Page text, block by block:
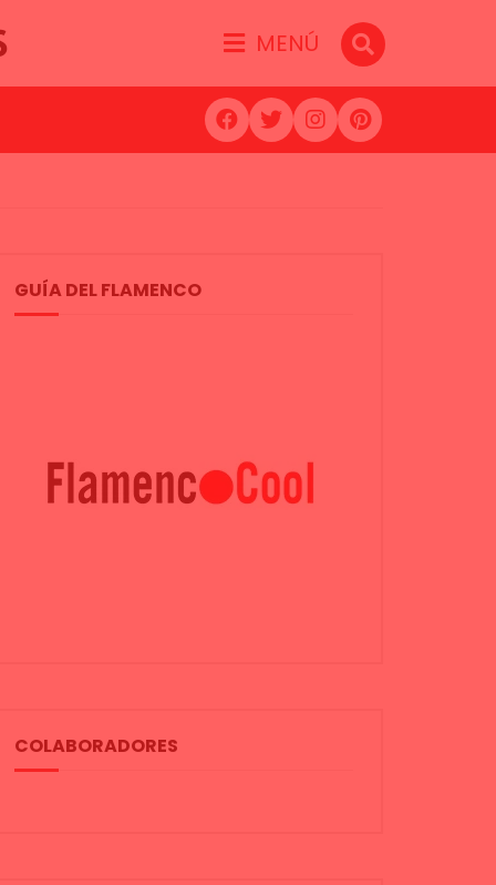
MENÚ
GUÍA DEL FLAMENCO
COLABORADORES